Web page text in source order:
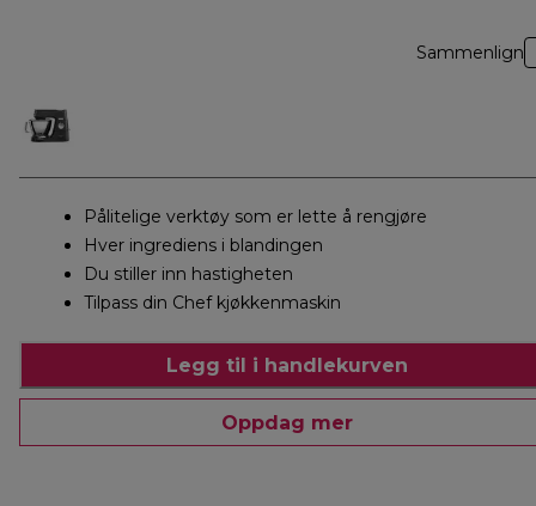
Sammenlign
Pålitelige verktøy som er lette å rengjøre
Hver ingrediens i blandingen
Du stiller inn hastigheten
Tilpass din Chef kjøkkenmaskin
Legg til i handlekurven
Oppdag mer